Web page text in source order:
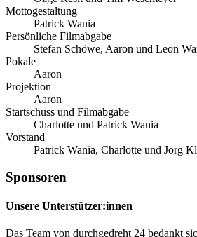
Mottogestaltung
Patrick Wania
Persönliche Filmabgabe
Stefan Schöwe, Aaron und Leon
Pokale
Aaron
Projektion
Aaron
Startschuss und Filmabgabe
Charlotte und Patrick Wania
Vorstand
Patrick Wania, Charlotte und Jörg
Sponsoren
Unsere Unterstützer:innen
Das Team von durchgedreht 24 bedankt